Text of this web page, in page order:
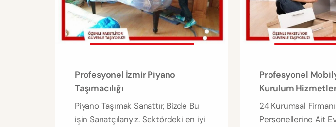
Profesyonel İzmir Piyano
Taşımacılığı
Piyano Taşımak Sanattır, Bizde Bu
işin Sanatçılarıyız. Sektördeki en iyi
Profesyonel
Kurulum
24 Kurumsal
Personellerine Ait